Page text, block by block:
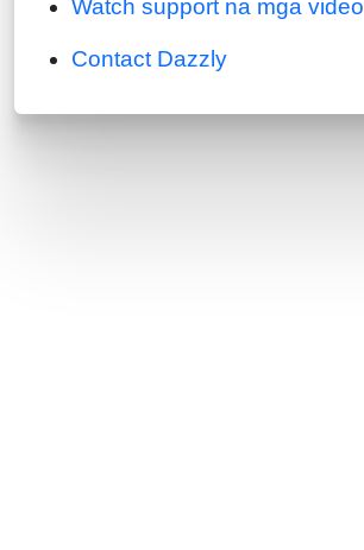
Watch support na mga video
Contact Dazzly